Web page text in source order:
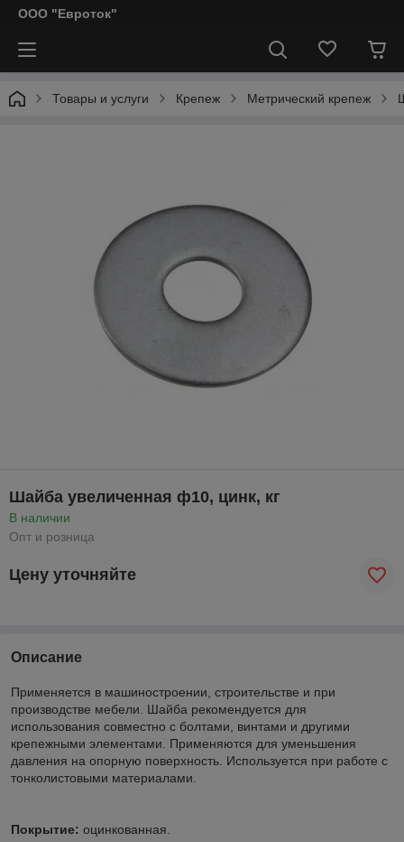
ООО "Евроток"
Товары и услуги Крепеж Метрический крепеж
Шайба увеличенная ф10, цинк, кг
В наличии
Опт и розница
Цену уточняйте
Описание
Применяется в машиностроении, строительстве и при
производстве мебели. Шайба рекомендуется для
использования совместно с болтами, винтами и другими
крепежными элементами. Применяются для уменьшения
давления на опорную поверхность. Используется при работе с
тонколистовыми материалами.
Покрытие: оцинкованная.